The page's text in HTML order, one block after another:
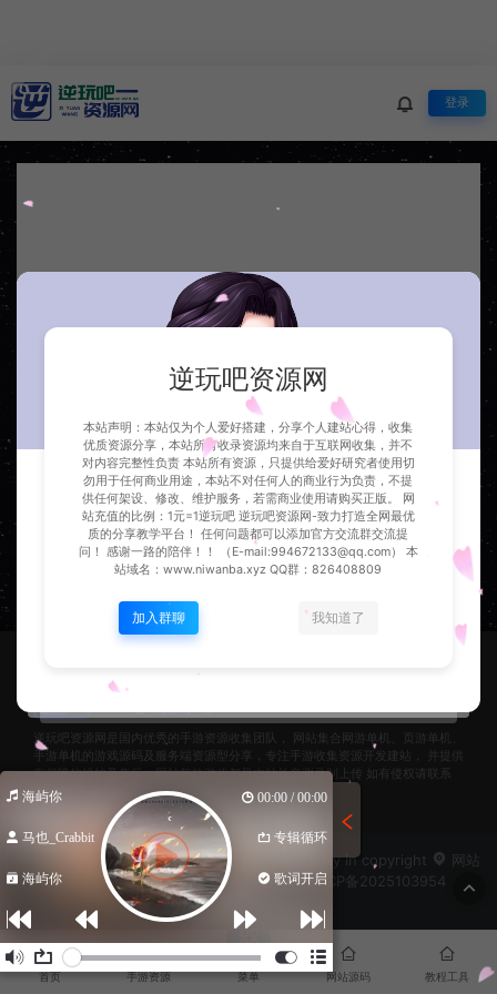
登录
生活不止眼前的苟且，还有诗和远方
立即进入官网
5秒后自动跳转…
逆玩吧资源网是国内优秀的手游资源收集团队， 网站集合网游单机、页游单机、
手游单机的游戏源码及服务端资源型分享，专注手游收集资源开发建站， 并提供
有保障的维护及售后，网站每款游戏都是由站长亲测录制上传 如有侵权请联系
qq：994672133& 邮箱：13142327858@163.com
© 2024 逆玩吧资源网 - Play against it. property in copyright
网站
地图
湘公网安备43040002000292号
湘ICP备2025103954
首页 手游资源 菜单 网站源码 教程工具
逆玩吧资源网
本站声明：本站仅为个人爱好搭建，分享个人建站心得，收集
优质资源分享，本站所有收录资源均来自于互联网收集，并不
对内容完整性负责 本站所有资源，只提供给爱好研究者使用切
勿用于任何商业用途，本站不对任何人的商业行为负责，不提
供任何架设、修改、维护服务，若需商业使用请购买正版。 网
站充值的比例：1元=1逆玩吧 逆玩吧资源网-致力打造全网最优
质的分享教学平台！ 任何问题都可以添加官方交流群交流提
问！ 感谢一路的陪伴！！ （E-mail:994672133@qq.com） 本
站域名：www.niwanba.xyz QQ群：826408809
加入群聊 我知道了
海屿你 00:00 / 00:00
马也_Crabbit 专辑循环
海屿你 歌词开启